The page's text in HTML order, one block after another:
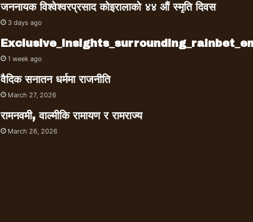
जननायक विश्वेश्वरप्रसाद कोइरालाको ४४ औं स्मृति दिवस
3 days ago
1 week ago
वैदिक सनातन धर्ममा राजनीति
March 27, 2026
रामनवमी, वाल्मीकि रामायण र रामराज्य
March 26, 2026